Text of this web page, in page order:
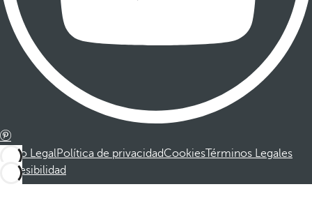
Aviso LegalPolítica de privacidadCookiesTérminos Legales
Accesibilidad